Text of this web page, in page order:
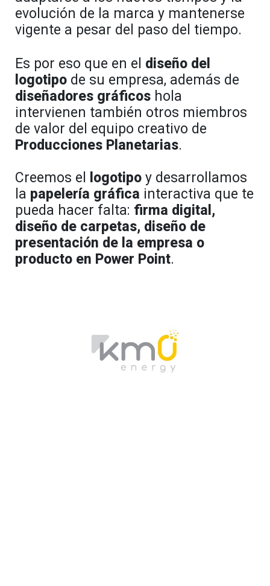
evolución de la marca y mantenerse
vigente a pesar del paso del tiempo.
Es por eso que en el diseño del
logotipo de su empresa, además de
diseñadores gráficos hola
intervienen también otros miembros
de valor del equipo creativo de
Producciones Planetarias.
Creemos el
logotipo y desarrollamos
la papelería gráfica interactiva que te
pueda hacer falta: firma digital,
diseño de carpetas, diseño de
presentación de la empresa o
producto en Power Point.